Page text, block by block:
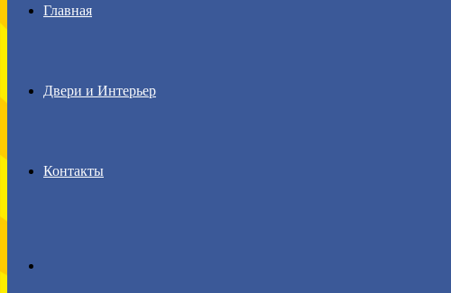
Главная
Двери и Интерьер
Контакты